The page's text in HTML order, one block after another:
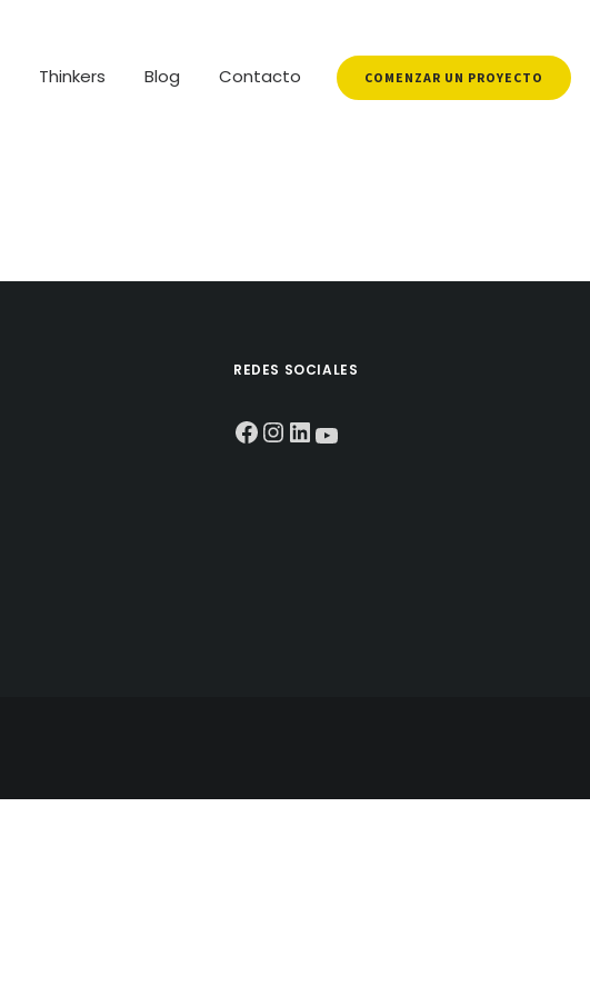
Thinkers Blog Contacto COMENZAR UN PROYECTO
REDES SOCIALES
Facebook
Instagram
LinkedIn
YouTube